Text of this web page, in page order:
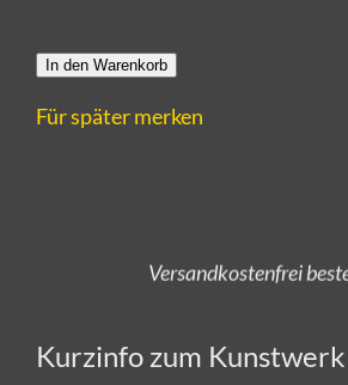
In den Warenkorb
Für später merken
Alle Kunstwerke von CRELALA
Kurzinfo zum Kunstwerk